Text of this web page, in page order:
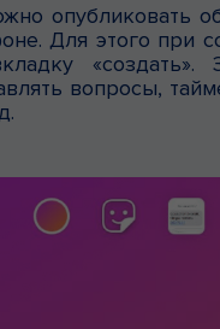
опубликовать
Для этого при
«создать».
вопросы,